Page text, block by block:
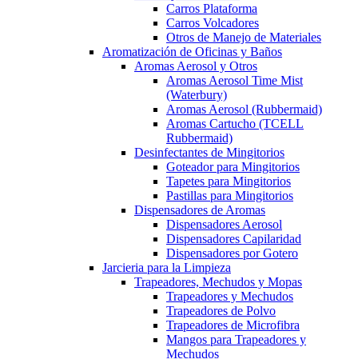
Carros Plataforma
Carros Volcadores
Otros de Manejo de Materiales
Aromatización de Oficinas y Baños
Aromas Aerosol y Otros
Aromas Aerosol Time Mist
(Waterbury)
Aromas Aerosol (Rubbermaid)
Aromas Cartucho (TCELL
Rubbermaid)
Desinfectantes de Mingitorios
Goteador para Mingitorios
Tapetes para Mingitorios
Pastillas para Mingitorios
Dispensadores de Aromas
Dispensadores Aerosol
Dispensadores Capilaridad
Dispensadores por Gotero
Jarcieria para la Limpieza
Trapeadores, Mechudos y Mopas
Trapeadores y Mechudos
Trapeadores de Polvo
Trapeadores de Microfibra
Mangos para Trapeadores y
Mechudos